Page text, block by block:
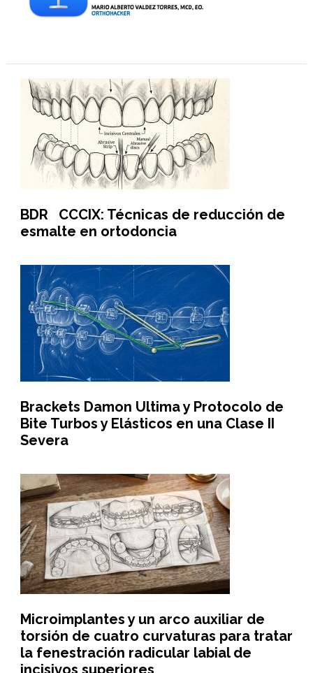
BDR CCCIX: Técnicas de reducción de
esmalte en ortodoncia
Brackets Damon Ultima y Protocolo de
Bite Turbos y Elásticos en una Clase II
Severa
Microimplantes y un arco auxiliar de
torsión de cuatro curvaturas para tratar
la fenestración radicular labial de
incisivos superiores